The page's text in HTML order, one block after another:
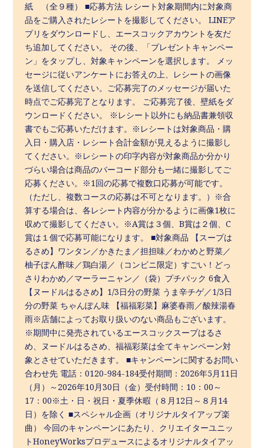
紙 （全９種） ■応募方法 レシート対象期間内に対象商
品をご購入されたレシートを撮影してください。 LINEア
プリをダウンロードし、エースコックアカウントを友だ
ち追加してください。 その後、「プレゼントキャンペー
ン」をタップし、対象キャンペーンを選択します。 メッ
セージに従いアンケートにお答えの上、レシートの画像
を送信してください。ご応募完了のメッセージが届いた
時点でご応募完了となります。 ご応募完了後、壁紙をダ
ウンロードください。 ※レシート以外にも納品書兼領収
書でもご応募いただけます。※レシートは対象商品・購
入日・購入店・レシート合計金額が見えるように撮影し
てください。※レシートの印字内容が対象商品か分かり
づらい場合は商品のバーコード部分も一緒に撮影してご
応募ください。※1回の応募で複数口応募が可能です。
（ただし、複数コースの応募は不可となります。）※合
算する場合は、各レシート内容が分かるように画像1枚に
収めて撮影してください。※A賞は３個、B賞は２個、C
賞は１個で応募可能になります。 ■対象商品 【スープは
るさめ】ワンタン／かきたま／担担味／わかめと野菜／
柚子ぽん酢味／鶏白湯／（コンビニ限定）すごい！どっ
さりわかめ／マーラーニャン／（袋）プチパック 6食入
【ヌードルはるさめ】1/3日分の野菜 うま辛チゲ／1/3日
分の野菜 ちゃんぽん味 【福福彩菜】麻婆春雨／酸辣湯春
雨※店舗によってお取り扱いのない商品もございます。
※期間中に発売されているエースコックスープはるさ
め、ヌードルはるさめ、福福彩菜は全てキャンペーン対
象とさせていただきます。 ■キャンペーンに関するお問い
合わせ先 電話：0120-984-184受付期間：2026年5月11日
（月）～2026年10月30日（金）受付時間：10：00～
17：00※土・日・祝日・夏季休暇（８月12日～８月14
日）を除く ■スペシャル企画（オリジナルタイアップ楽
曲） 今回のキャンペーンにあたり、クリエイターユニッ
トHoneyWorksプロデュースによるオリジナルタイアッ